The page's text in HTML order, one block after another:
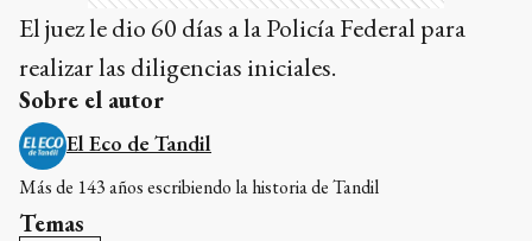
El juez le dio 60 días a la Policía Federal para
realizar las diligencias iniciales.
Sobre el autor
El Eco de Tandil
Más de 143 años escribiendo la historia de Tandil
Temas